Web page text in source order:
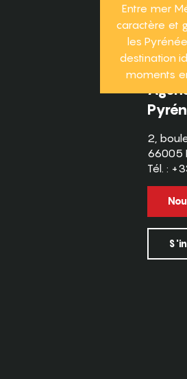
Entre mer
caractère et
les
destination
moments
2,
66005
Tél. :